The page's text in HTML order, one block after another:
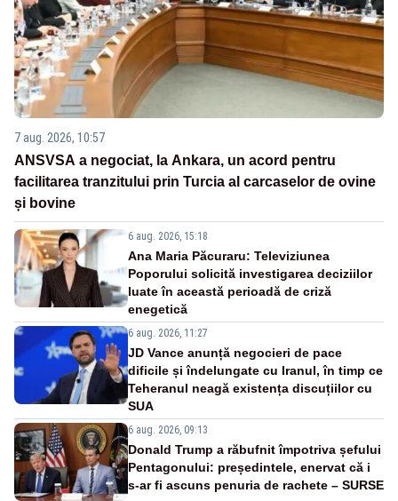
7 aug. 2026, 10:57
ANSVSA a negociat, la Ankara, un acord pentru
facilitarea tranzitului prin Turcia al carcaselor de ovine
și bovine
6 aug. 2026, 15:18
Ana Maria Păcuraru: Televiziunea
Poporului solicită investigarea deciziilor
luate în această perioadă de criză
enegetică
6 aug. 2026, 11:27
JD Vance anunță negocieri de pace
dificile și îndelungate cu Iranul, în timp ce
Teheranul neagă existența discuțiilor cu
SUA
6 aug. 2026, 09:13
Donald Trump a răbufnit împotriva șefului
Pentagonului: președintele, enervat că i
s-ar fi ascuns penuria de rachete – SURSE